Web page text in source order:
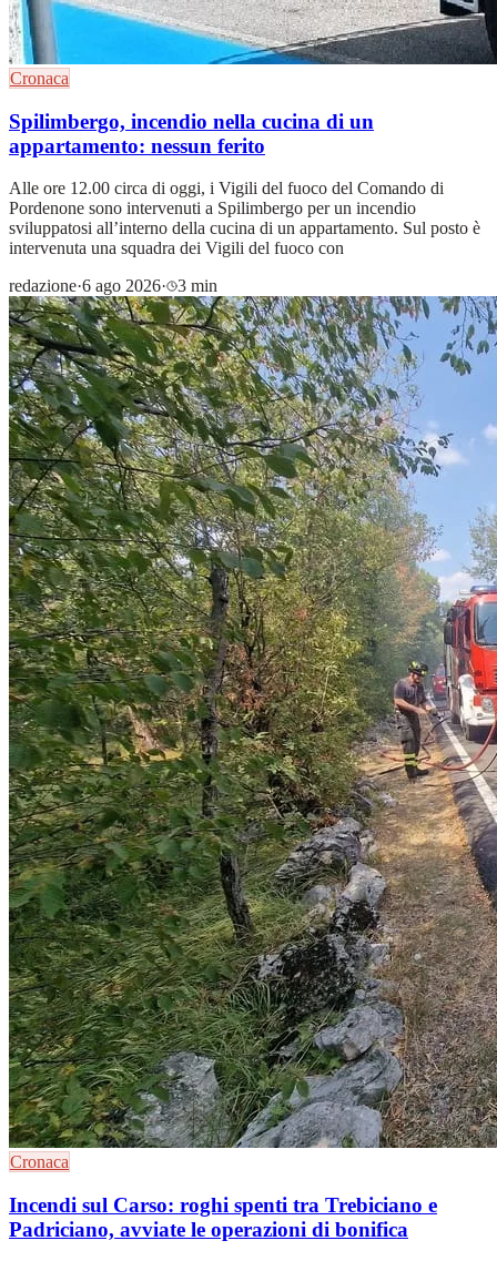
Cronaca
Spilimbergo, incendio nella cucina di un
appartamento: nessun ferito
Alle ore 12.00 circa di oggi, i Vigili del fuoco del Comando di
Pordenone sono intervenuti a Spilimbergo per un incendio
sviluppatosi all’interno della cucina di un appartamento. Sul posto è
intervenuta una squadra dei Vigili del fuoco con
redazione·6 ago 2026· 3 min
Cronaca
Incendi sul Carso: roghi spenti tra Trebiciano e
Padriciano, avviate le operazioni di bonifica